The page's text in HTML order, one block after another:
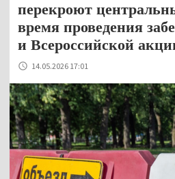
перекроют
время проведения
и Всероссийской
14.05.2026 17:01